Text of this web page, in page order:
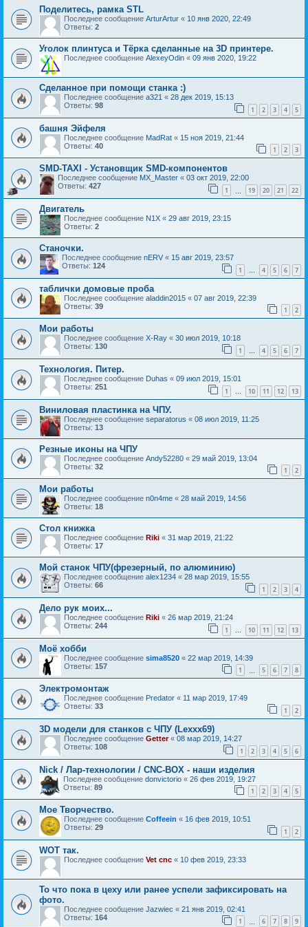
Поделитесь, рамка STL
Последнее сообщение ArturArtur « 10 янв 2020, 22:49
Ответы: 2
Уголок плинтуса и Тёрка сделанные на 3D принтере.
Последнее сообщение AlexeyOdin « 09 янв 2020, 19:22
Сделанное при помощи станка :)
Последнее сообщение a321 « 28 дек 2019, 15:13
Ответы: 98 1 2 3 4 5
башня Эйфеля
Последнее сообщение MadRat « 15 ноя 2019, 21:44
Ответы: 40 1 2 3
SMD-TAXI - Установщик SMD-компонентов
Последнее сообщение MX_Master « 03 окт 2019, 22:00
Ответы: 427 1 19 20 21 22
Двигатель
Последнее сообщение N1X « 29 авг 2019, 23:15
Ответы: 2
Станочки.
Последнее сообщение nERV « 15 авг 2019, 23:57
Ответы: 124 1 … 4 5 6 7
таблички домовые проба
Последнее сообщение aladdin2015 « 07 авг 2019, 22:39
Ответы: 39 1 2
Мои работы
Последнее сообщение X-Ray « 30 июл 2019, 10:18
Ответы: 130 1 … 4 5 6 7
Технология. Питер.
Последнее сообщение Duhas « 09 июл 2019, 15:01
Ответы: 251 1 … 10 11 12 13
Виниловая пластинка на ЧПУ.
Последнее сообщение separatorus « 08 июл 2019, 11:25
Ответы: 13
Резные иконы на ЧПУ
Последнее сообщение Andy52280 « 29 май 2019, 13:04
Ответы: 32 1 2
Мои работы
Последнее сообщение n0n4me « 28 май 2019, 14:56
Ответы: 18
Стол книжка
Последнее сообщение Riki « 31 мар 2019, 21:22
Ответы: 17
Мой станок ЧПУ(фрезерный, по алюминию)
Последнее сообщение alex1234 « 28 мар 2019, 15:55
Ответы: 66 1 2 3 4
Дело рук моих...
Последнее сообщение Riki « 26 мар 2019, 21:24
Ответы: 244 1 … 10 11 12 13
Моё хобби
Последнее сообщение sima8520 « 22 мар 2019, 14:39
Ответы: 157 1 5 6 7 8
Электромонтаж
Последнее сообщение Predator « 11 мар 2019, 17:49
Ответы: 33 1 2
3D модели для станков с ЧПУ (Lexxx69)
Последнее сообщение Getter« 08 мар 2019, 14:27
Ответы: 108 1 2 3 4 5 6
Nick / Лар-технологии / CNC-BOX - наши изделия
Последнее сообщение donvictorio « 26 фев 2019, 19:27
Ответы: 89 1 2 3 4 5
Мое Творчество.
Последнее сообщение Coffeein « 16 фев 2019, 10:51
Ответы: 29 1 2
WOT так.
Последнее сообщение Vet cnc « 10 фев 2019, 23:33
То что пока в цеху или ранее успели зафиксировать на
фото.
Последнее сообщение Jazwiec « 21 янв 2019, 02:41
Ответы: 164 1 6 7 8 9